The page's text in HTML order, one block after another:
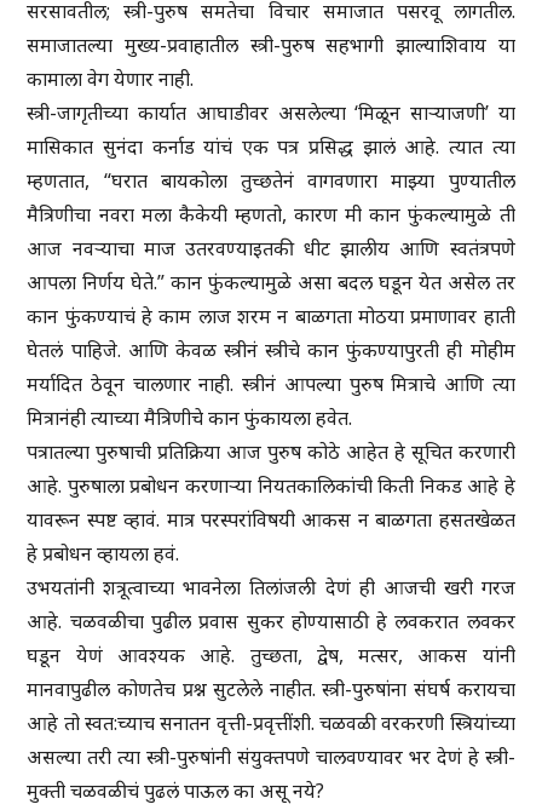
सरसावतील; स्त्री-पुरुष समतेचा विचार समाजात पसरवू लागतील.
समाजातल्या मुख्य-प्रवाहातील स्त्री-पुरुष सहभागी झाल्याशिवाय या
कामाला वेग येणार नाही.
स्त्री-जागृतीच्या कार्यात आघाडीवर असलेल्या ‘मिळून साऱ्याजणी’ या
मासिकात सुनंदा कर्नाड यांचं एक पत्र प्रसिद्ध झालं आहे. त्यात त्या
म्हणतात, “घरात बायकोला तुच्छतेनं वागवणारा माझ्या पुण्यातील
मैत्रिणीचा नवरा मला कैकेयी म्हणतो, कारण मी कान फुंकल्यामुळे ती
आज नवऱ्याचा माज उतरवण्याइतकी धीट झालीय आणि स्वतंत्रपणे
आपला निर्णय घेते.” कान फुंकल्यामुळे असा बदल घडून येत असेल तर
कान फुंकण्याचं हे काम लाज शरम न बाळगता मोठया प्रमाणावर हाती
घेतलं पाहिजे. आणि केवळ स्त्रीनं स्त्रीचे कान फुंकण्यापुरती ही मोहीम
मर्यादित ठेवून चालणार नाही. स्त्रीनं आपल्या पुरुष मित्राचे आणि त्या
मित्रानंही त्याच्या मैत्रिणीचे कान फुंकायला हवेत.
पत्रातल्या पुरुषाची प्रतिक्रिया आज पुरुष कोठे आहेत हे सूचित करणारी
आहे. पुरुषाला प्रबोधन करणाऱ्या नियतकालिकांची किती निकड आहे हे
यावरून स्पष्ट व्हावं. मात्र परस्परांविषयी आकस न बाळगता हसतखेळत
हे प्रबोधन व्हायला हवं.
उभयतांनी शत्रूत्वाच्या भावनेला तिलांजली देणं ही आजची खरी गरज
आहे. चळवळीचा पुढील प्रवास सुकर होण्यासाठी हे लवकरात लवकर
घडून येणं आवश्यक आहे. तुच्छता, द्वेष, मत्सर, आकस यांनी
मानवापुढील कोणतेच प्रश्न सुटलेले नाहीत. स्त्री-पुरुषांना संघर्ष करायचा
आहे तो स्वत:च्याच सनातन वृत्ती-प्रवृत्तींशी. चळवळी वरकरणी स्त्रियांच्या
असल्या तरी त्या स्त्री-पुरुषांनी संयुक्तपणे चालवण्यावर भर देणं हे स्त्री-
मुक्ती चळवळीचं पुढलं पाऊल का असू नये?